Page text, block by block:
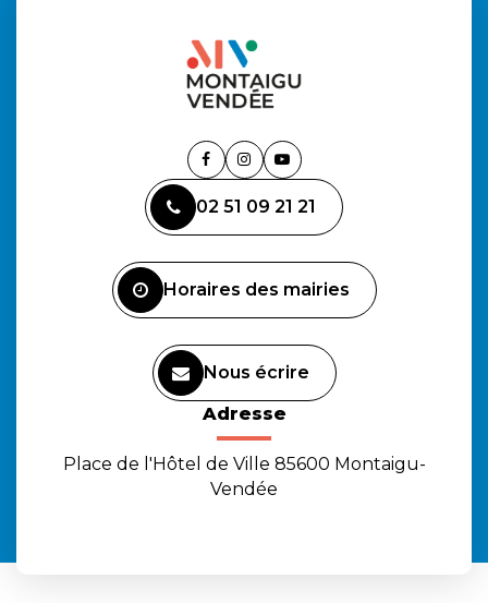
Lien
le
compte
Lien
le
compte
Lien
la
chaîne
02 51 09 21 21
Horaires des mairies
Nous écrire
Adresse
Place de l'Hôtel de Ville 85600 Montaigu-
Vendée